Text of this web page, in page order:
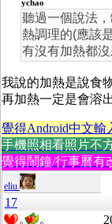
ychao
聽過一個說法
熱調理的(應該
有沒有加熱都
我說的加熱是說食
再加熱一定是會溶
覺得Android中文
手機照相看照片不
覺得鬧鐘/行事曆
eliu
17